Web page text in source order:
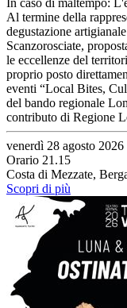
Al termine della
degustazione
Scanzorosciate,
le eccellenze del
proprio posto
eventi “Local Bites,
del bando regionale
contributo di Regione
venerdì 28 agosto 2026
Orario 21.15
Costa di Mezzate,
Scopri di più